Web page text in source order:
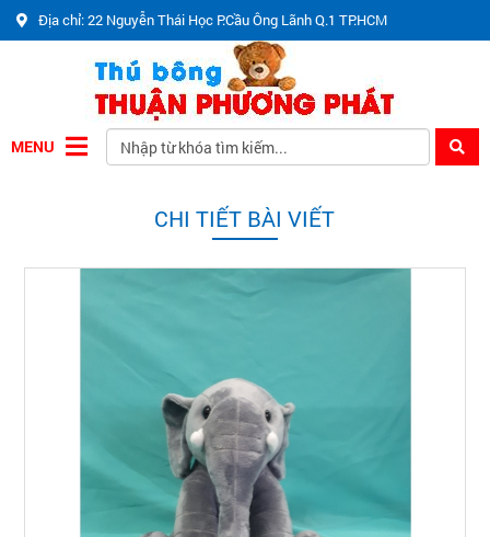
Địa chỉ: 22 Nguyễn Thái Học P.Cầu Ông Lãnh Q.1 TP.HCM
MENU
CHI TIẾT BÀI VIẾT